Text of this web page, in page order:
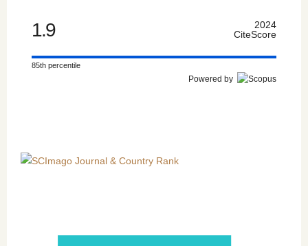
1.9
2024
CiteScore
85th percentile
Powered by